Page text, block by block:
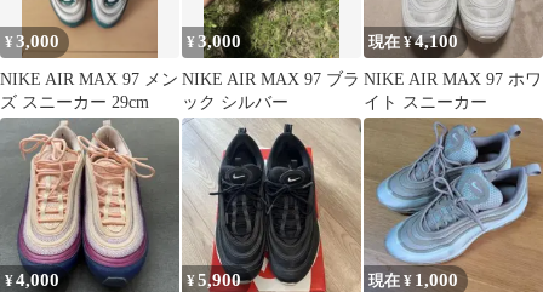
¥3,000
NIKE AIR MAX 97 メン
ズ スニーカー 29cm
¥3,000
NIKE AIR MAX 97 ブラ
ック シルバー
現在 ¥4,100
NIKE AIR MAX 97 ホワ
イト スニーカー
¥4,000 ¥5,900 現在 ¥ 1,000